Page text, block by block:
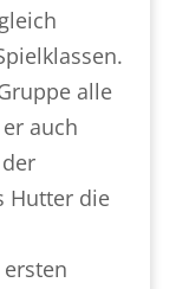
alle
auch
Hutter die